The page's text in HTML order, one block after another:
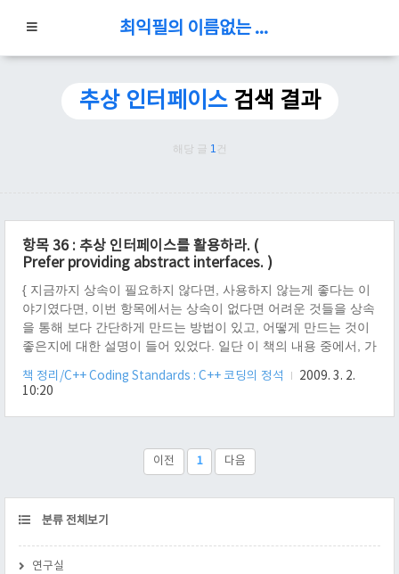
최익필의 이름없는 블로그
추상 인터페이스 검색 결과
해당 글 1 건
항목 36 : 추상 인터페이스를 활용하라. (
Prefer providing abstract interfaces. )
{ 지금까지 상속이 필요하지 않다면, 사용하지 않는게 좋다는 이
야기였다면, 이번 항목에서는 상속이 없다면 어려운 것들을 상속
을 통해 보다 간단하게 만드는 방법이 있고, 어떻게 만드는 것이
좋은지에 대한 설명이 들어 있었다. 일단 이 책의 내용 중에서, 가
손쉽게 해결 할 수 있는가? 비유 해서 설명하자면, 개과 동물 들
동물들은 "짖는다"라는 행동은 갖으나, 소리가 다르다는 것을 알
보고 싶다면, 각 동물마다 "짖는다" 라는 함수를 호출해야 할 것
이다. 이 작업이 여간 힘든게 아니다. 각 동물들은 수..
책 정리/C++ Coding Standards : C++ 코딩의 정석
2009. 3. 2.
10:20
이전 1 다음
CATEGORY
분류 전체보기
연구실